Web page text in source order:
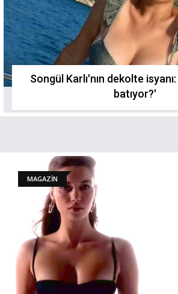
Songül Karlı'nın dekolte
batıyor?'
MAGAZİN